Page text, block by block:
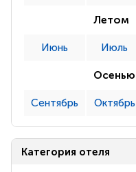
Летом
Июнь Июль
Осенью
Сентябрь Октябрь
Категория отеля